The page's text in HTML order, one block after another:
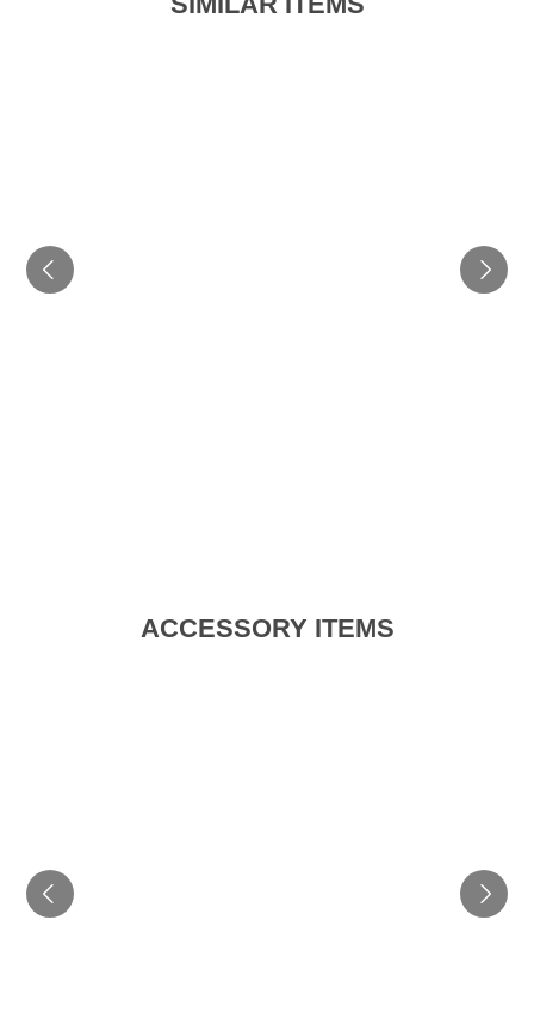
ACCESSORY ITEMS